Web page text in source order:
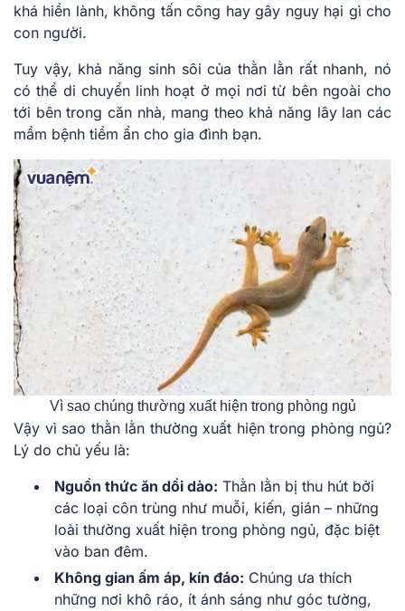
khá hiền lành, không tấn công hay gây nguy hại gì cho
con người.
Tuy vậy, khả năng sinh sôi của thằn lằn rất nhanh, nó
có thể di chuyển linh hoạt ở mọi nơi từ bên ngoài cho
tới bên trong căn nhà, mang theo khả năng lây lan các
mầm bệnh tiềm ẩn cho gia đình bạn.
Vì sao chúng thường xuất hiện trong phòng ngủ
Vậy vì sao thằn lằn thường xuất hiện trong phòng ngủ?
Lý do chủ yếu là:
Nguồn thức ăn dồi dào: Thằn lằn bị thu hút bởi
các loại côn trùng như muỗi, kiến, gián – những
loài thường xuất hiện trong phòng ngủ, đặc biệt
vào ban đêm.
Không gian ấm áp, kín đáo: Chúng ưa thích
những nơi khô ráo, ít ánh sáng như góc tường,